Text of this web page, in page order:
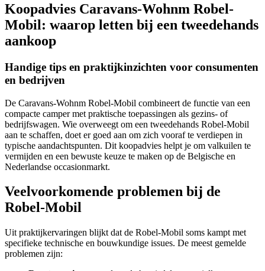
Koopadvies Caravans-Wohnm Robel-
Mobil: waarop letten bij een tweedehands
aankoop
Handige tips en praktijkinzichten voor consumenten
en bedrijven
De Caravans-Wohnm Robel-Mobil combineert de functie van een
compacte camper met praktische toepassingen als gezins- of
bedrijfswagen. Wie overweegt om een tweedehands Robel-Mobil
aan te schaffen, doet er goed aan om zich vooraf te verdiepen in
typische aandachtspunten. Dit koopadvies helpt je om valkuilen te
vermijden en een bewuste keuze te maken op de Belgische en
Nederlandse occasionmarkt.
Veelvoorkomende problemen bij de
Robel-Mobil
Uit praktijkervaringen blijkt dat de Robel-Mobil soms kampt met
specifieke technische en bouwkundige issues. De meest gemelde
problemen zijn: